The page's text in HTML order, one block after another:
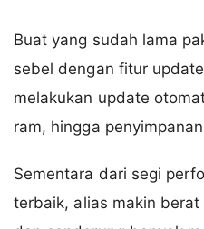
Buat yang sudah lama
sebel dengan fitur
melakukan update
ram, hingga
Sementara dari segi
terbaik, alias makin